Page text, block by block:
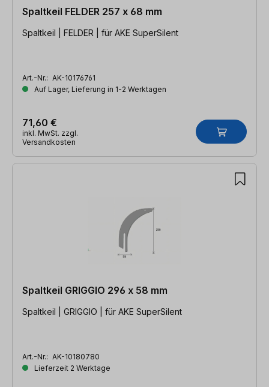
Spaltkeil FELDER 257 x 68 mm
Spaltkeil | FELDER | für AKE SuperSilent
Art.-Nr.: AK-10176761
Auf Lager, Lieferung in 1-2 Werktagen
71,60 €
inkl. MwSt. zzgl.
Versandkosten
Spaltkeil GRIGGIO 296 x 58 mm
Spaltkeil | GRIGGIO | für AKE SuperSilent
Art.-Nr.: AK-10180780
Lieferzeit 2 Werktage